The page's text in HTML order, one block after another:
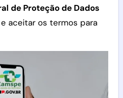
de Proteção de Dados
aceitar os termos para